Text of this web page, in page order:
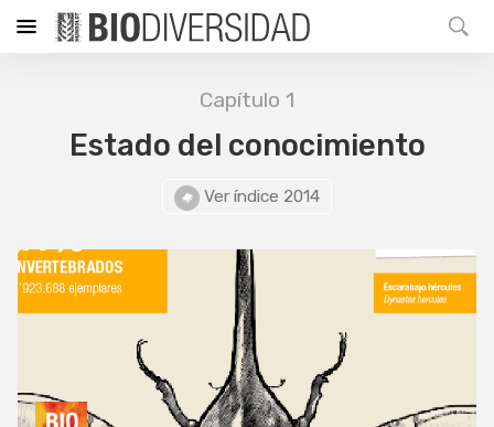
Capítulo 1
Estado del conocimiento
Ver índice 2014